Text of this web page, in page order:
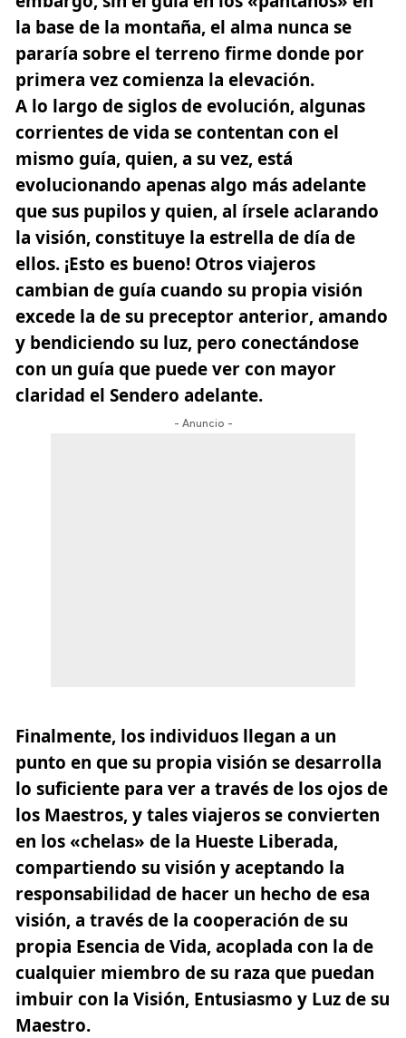
la base de la montaña, el alma nunca se
pararía sobre el terreno firme donde por
primera vez comienza la elevación.
A lo largo de siglos de evolución, algunas
corrientes de vida se contentan con el
mismo guía, quien, a su vez, está
evolucionando apenas algo más adelante
que sus pupilos y quien, al írsele aclarando
la visión, constituye la estrella de día de
ellos. ¡Esto es bueno! Otros viajeros
cambian de guía cuando su propia visión
excede la de su preceptor anterior, amando
y bendiciendo su luz, pero conectándose
con un guía que puede ver con mayor
claridad el Sendero adelante.
- Anuncio -
Finalmente, los individuos llegan a un
punto en que su propia visión se desarrolla
lo suficiente para ver a través de los ojos de
los Maestros, y tales viajeros se convierten
en los «chelas» de la Hueste Liberada,
compartiendo su visión y aceptando la
responsabilidad de hacer un hecho de esa
visión, a través de la cooperación de su
propia Esencia de Vida, acoplada con la de
cualquier miembro de su raza que puedan
imbuir con la Visión, Entusiasmo y Luz de su
Maestro.